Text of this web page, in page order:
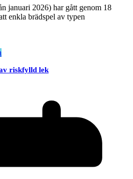
januari 2026) har gått genom 18
enkla brädspel av typen
riskfylld lek